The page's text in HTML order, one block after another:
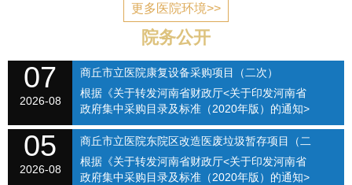
更多医院环境>>
院务公开
07
2026-08
商丘市立医院康复设备采购项目（二次）
SQSLYY2026-074
根据《关于转发河南省财政厅<关于印发河南省
政府集中采购目录及标准（2020年版）的通知>
的通知》（商财购〔2020〕1号）和《商丘市立
医院关于修订招标采购流程的通知》（商立院字
【2021】...
05
2026-08
商丘市立医院东院区改造医废垃圾暂存项目（二
次）（SQSLYY2026-075）
根据《关于转发河南省财政厅<关于印发河南省
政府集中采购目录及标准（2020年版）的通知>